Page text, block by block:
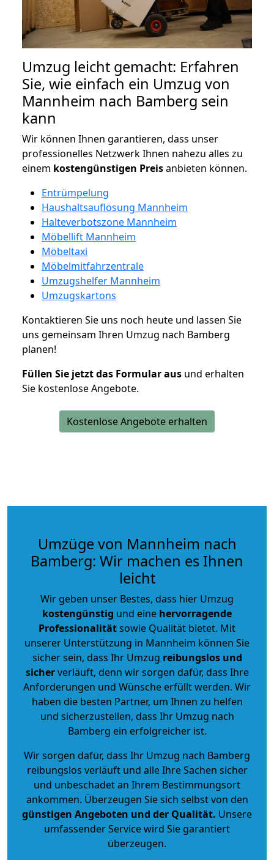
Umzug leicht gemacht: Erfahren
Sie, wie einfach ein Umzug von
Mannheim nach Bamberg sein
kann
Wir können Ihnen garantieren, dass unser
professionelles Netzwerk Ihnen nahezu alles zu
einem kostengünstigen Preisanbieten können.
Entrümpelung
Haushaltsauflösung Mannheim
Halteverbotszone Mannheim
Möbellift Mannheim
Möbeltaxi
Möbelmitfahrzentrale
Umzugshelfer Mannheim
Umzugskartons
Kontaktieren Sie uns noch heute und lassen Sie
uns gemeinsam Ihren Umzug nach Bamberg
planen!
Füllen Sie jetzt das Formular aus und erhalten
Sie kostenlose Angebote.
Kostenlose Angebote erhalten
Umzüge von Mannheim nach
Bamberg: Wir machen es Ihnen
leicht
Wir geben unser Bestes, dass hier Umzug
kostengünstig und eine hervorragende
Professionalitätsowie Qualität bietet. Mit
unserer Unterstützung in Mannheim können Sie
sicher sein, dass Ihr Umzug reibungslos und
sicherverläuft, denn wir sorgen dafür, dass Ihre
Anforderungen und Wünsche erfüllt werden. Wir
haben die besten Partner, um Ihnen zu helfen
und sicherzustellen, dass Ihr Umzug nach
Bamberg ein erfolgreicher ist.
Wir sorgen dafür, dass Ihr Umzug nach Bamberg
reibungslos verläuft und alle Ihre Sachen sicher
und unbeschadet an Ihrem Bestimmungsort
ankommen. Überzeugen Sie sich selbst von den
günstigen Angeboten und der Qualität. Unsere
umfassender Service wird Sie garantiert
überzeugen.